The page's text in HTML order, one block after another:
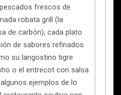
frescos de
robata grill (la
de carbón), cada plato
de sabores refinados.
su langostino tigre
o el entrecot con salsa
ejemplos de lo